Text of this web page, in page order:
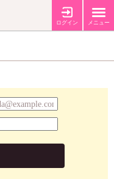
ログイン メニュー